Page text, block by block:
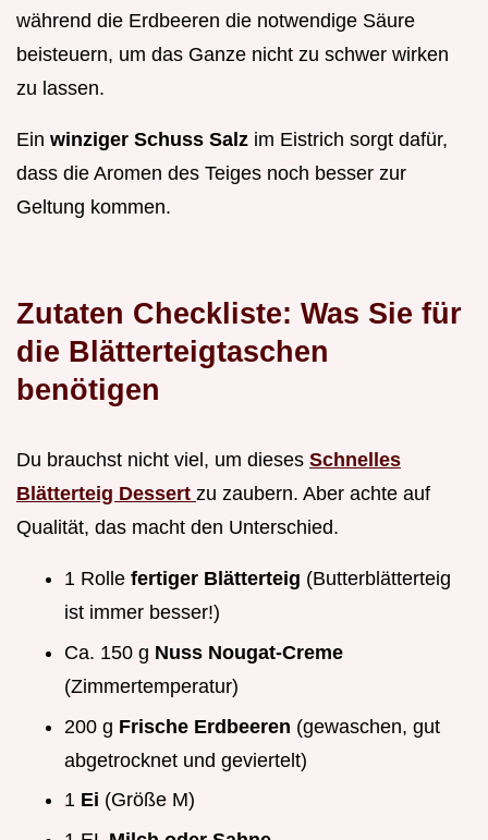
während die Erdbeeren die notwendige Säure
beisteuern, um das Ganze nicht zu schwer wirken
zu lassen.
Ein winziger Schuss Salz im Eistrich sorgt dafür,
dass die Aromen des Teiges noch besser zur
Geltung kommen.
Zutaten Checkliste: Was Sie für
die Blätterteigtaschen
benötigen
Du brauchst nicht viel, um dieses Schnelles
Blätterteig Dessert zu zaubern. Aber achte auf
Qualität, das macht den Unterschied.
1 Rolle fertiger Blätterteig (Butterblätterteig
ist immer besser!)
Ca. 150 g Nuss Nougat-Creme
(Zimmertemperatur)
200 g Frische Erdbeeren (gewaschen, gut
abgetrocknet und geviertelt)
1 Ei (Größe M)